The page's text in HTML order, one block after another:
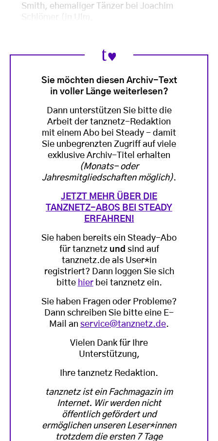
Smith, ehemaliger Tänzer bei Joachim
Schlömer (in Ulm,
Sie möchten diesen Archiv-Text
in voller Länge weiterlesen?
Dann unterstützen Sie bitte die
Arbeit der tanznetz-Redaktion
mit einem Abo bei Steady - damit
Sie unbegrenzten Zugriff auf viele
exklusive Archiv-Titel erhalten
(Monats- oder
Jahresmitgliedschaften möglich).
JETZT MEHR ÜBER DIE
TANZNETZ-ABOS BEI STEADY
ERFAHREN!
Sie haben bereits ein Steady-Abo
für tanznetz und sind auf
tanznetz.de als User*in
registriert? Dann loggen Sie sich
bitte hierbei tanznetz ein.
Sie haben Fragen oder Probleme?
Dann schreiben Sie bitte eine E-
Mail an service@tanznetz.de.
Vielen Dank für Ihre
Unterstützung,
Ihre tanznetz Redaktion.
tanznetz ist ein Fachmagazin im
Internet. Wir werden nicht
öffentlich gefördert und
ermöglichen unseren Leser*innen
trotzdem die ersten 7 Tage